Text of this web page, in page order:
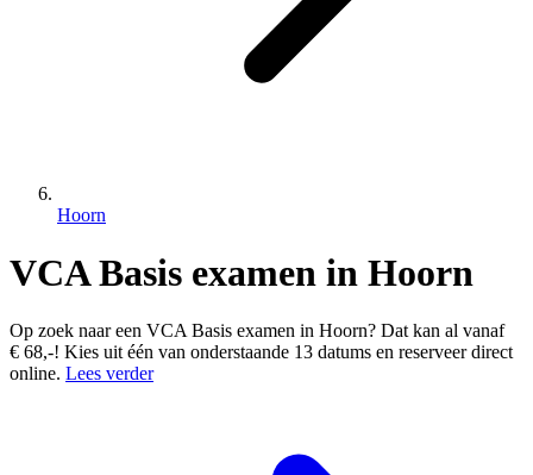
Hoorn
VCA Basis examen in Hoorn
Op zoek naar een VCA Basis examen in Hoorn? Dat kan al vanaf
€ 68,-! Kies uit één van onderstaande 13 datums en reserveer direct
online. Lees verder